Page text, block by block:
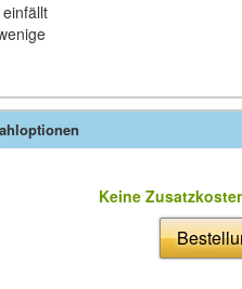
Keine